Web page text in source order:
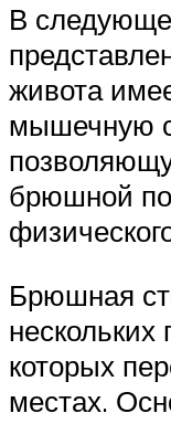
В
живота
мышечную
брюшной
Брюшная
которых
местах.